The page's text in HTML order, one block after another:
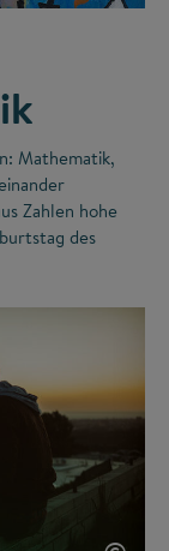
Mathematik,
Zahlen hohe
des